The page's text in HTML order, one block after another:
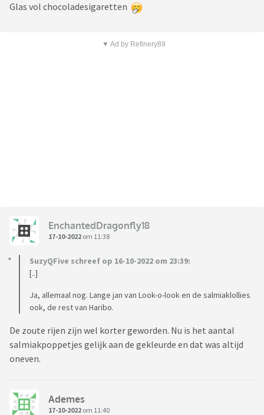
Glas vol chocoladesigaretten
▼ Ad by Refinery89
EnchantedDragonfly18
17-10-2022 om 11:38
SuzyQFive schreef op 16-10-2022 om 23:39:
[..]
Ja, allemaal nog. Lange jan van Look-o-look en de salmiaklollies
ook, de rest van Haribo.
De zoute rijen zijn wel korter geworden. Nu is het aantal
salmiakpoppetjes gelijk aan de gekleurde en dat was altijd
oneven.
Ademes
17-10-2022 om 11:40